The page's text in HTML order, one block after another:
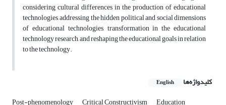
considering cultural differences in the production of educational
technologies, addressing the hidden political and social dimensions
of educational technologies, transformation in the educational
technology research, and reshaping the educational goals in relation
to the technology.
کلیدواژه‌ها English